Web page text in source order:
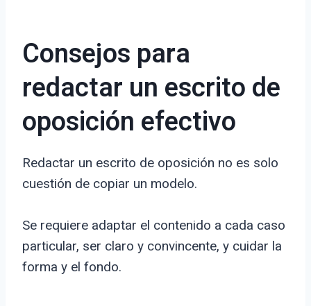
Consejos para
redactar un escrito de
oposición efectivo
Redactar un escrito de oposición no es solo
cuestión de copiar un modelo.
Se requiere adaptar el contenido a cada caso
particular, ser claro y convincente, y cuidar la
forma y el fondo.